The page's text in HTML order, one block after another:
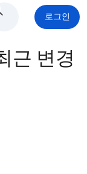
로그인
근 변경